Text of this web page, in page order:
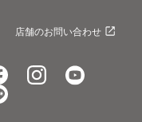
店舗のお問い合わせ